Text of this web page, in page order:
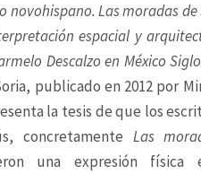
novohispano. Las moradas
espacial y
Descalzo en México
publicado en 2012 por
la tesis de que los
concretamente Las
una expresión física